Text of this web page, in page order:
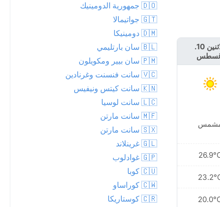
الاثنين 10.
الثلاثاء 11.
أغسطس
غائم جزئياً
26.3°C
22.1°C
18.9°C
🇩🇴 جمهورية الدومينيك
🇬🇹 جواتيمالا
🇩🇲 دومينيكا
🇧🇱 سان بارتليمي
🇵🇲 سان بيير ومكويلون
🇻🇨 سانت فنسنت وغرنادين
🇰🇳 سانت كيتس ونيفيس
🇱🇨 سانت لوسيا
🇲🇫 سانت مارتن
🇸🇽 سانت مارتن
🇬🇱 غرينلاند
🇬🇵 غوادلوب
🇨🇺 كوبا
🇨🇼 كوراساو
🇨🇷 كوستاريكا